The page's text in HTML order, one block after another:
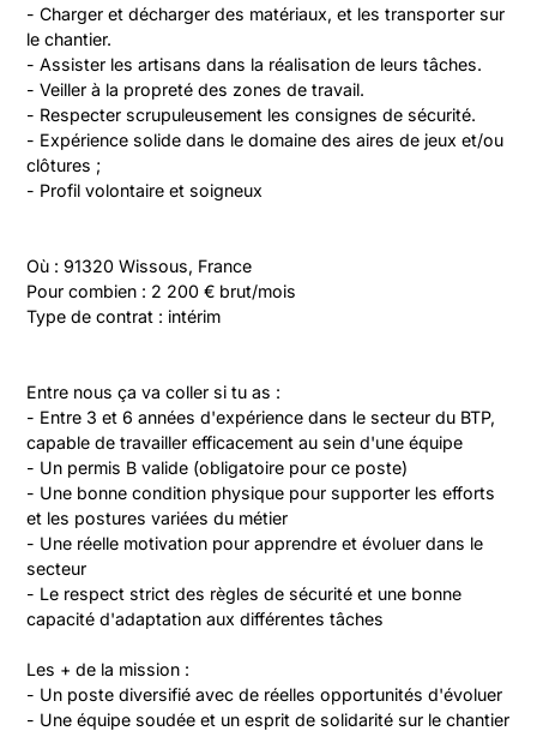
- Charger et décharger des matériaux, et les transporter sur
le chantier.
- Assister les artisans dans la réalisation de leurs tâches.
- Veiller à la propreté des zones de travail.
- Respecter scrupuleusement les consignes de sécurité.
- Expérience solide dans le domaine des aires de jeux et/ou
clôtures ;
- Profil volontaire et soigneux
Où : 91320 Wissous, France
Pour combien : 2 200 € brut/mois
Type de contrat : intérim
Entre nous ça va coller si tu as :
- Entre 3 et 6 années d'expérience dans le secteur du BTP,
capable de travailler efficacement au sein d'une équipe
- Un permis B valide (obligatoire pour ce poste)
- Une bonne condition physique pour supporter les efforts
et les postures variées du métier
- Une réelle motivation pour apprendre et évoluer dans le
secteur
- Le respect strict des règles de sécurité et une bonne
capacité d'adaptation aux différentes tâches
Les + de la mission :
- Un poste diversifié avec de réelles opportunités d'évoluer
- Une équipe soudée et un esprit de solidarité sur le chantier